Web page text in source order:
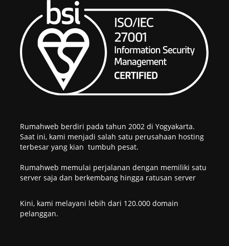
Rumahweb berdiri pada tahun 2002 di Yogyakarta.
Saat ini, kami menjadi salah satu perusahaan hosting
terbesar yang kian tumbuh pesat.
Rumahweb memulai perjalanan dengan memiliki satu
server saja dan berkembang hingga ratusan server
Kini, kami melayani lebih dari 120.000 domain
pelanggan.